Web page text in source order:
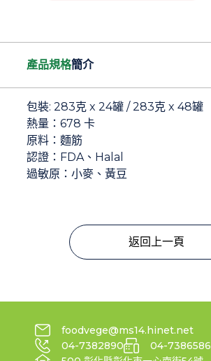
產品規格簡介
包裝: 283克 x 24罐 / 283克 x 48罐
熱量：678 卡
原料：麵筋
認證：FDA、Halal
過敏原：小麥、黃豆
返回上一頁
foodvege@ms14.hinet.net
04-7382890
04-7386586